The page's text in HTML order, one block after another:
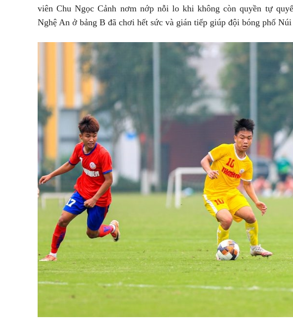
viên Chu Ngọc Cảnh nơm nớp nỗi lo khi không còn quyền tự
Nghệ An ở bảng B đã chơi hết sức và gián tiếp giúp đội bóng phố